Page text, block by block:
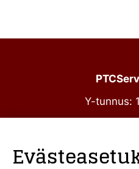
Y-tunnus: